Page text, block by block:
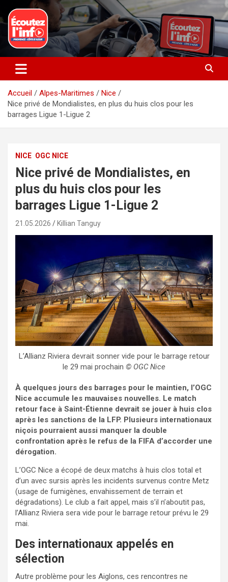
au
contenu
Ecoutez l’info
La radio du quotidien
Accueil Alpes-Maritimes
Nice
Nice privé de Mondialistes, en plus du huis clos pour les
barrages Ligue 1-Ligue 2
NICE OGC NICE
Nice privé de Mondialistes, en
plus du huis clos pour les
barrages Ligue 1-Ligue 2
21.05.2026 Killian Tanguy
L’Allianz Riviera devrait sonner vide pour le barrage retour
le 29 mai prochain © OGC Nice
À quelques jours des barrages pour le maintien, l’OGC
Nice accumule les mauvaises nouvelles. Le match
retour face à Saint-Étienne devrait se jouer à huis clos
après les sanctions de la LFP. Plusieurs internationaux
niçois pourraient aussi manquer la double
confrontation après le refus de la FIFA d’accorder une
dérogation.
L’OGC Nice a écopé de deux matchs à huis clos total et
d’un avec sursis après les incidents survenus contre Metz
(usage de fumigènes, envahissement de terrain et
dégradations). Le club a fait appel, mais s’il n’aboutit pas,
l’Allianz Riviera sera vide pour le barrage retour prévu le 29
mai.
Des internationaux appelés en
sélection
Autre problème pour les Aiglons, ces rencontres ne